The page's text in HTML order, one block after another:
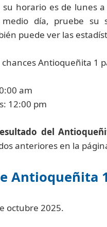
su horario es de lunes
día, pruebe su
puede ver las
chances Antioqueñita 1
am
12:00 pm
del
anteriores en la
Antioqueñita
octubre 2025.